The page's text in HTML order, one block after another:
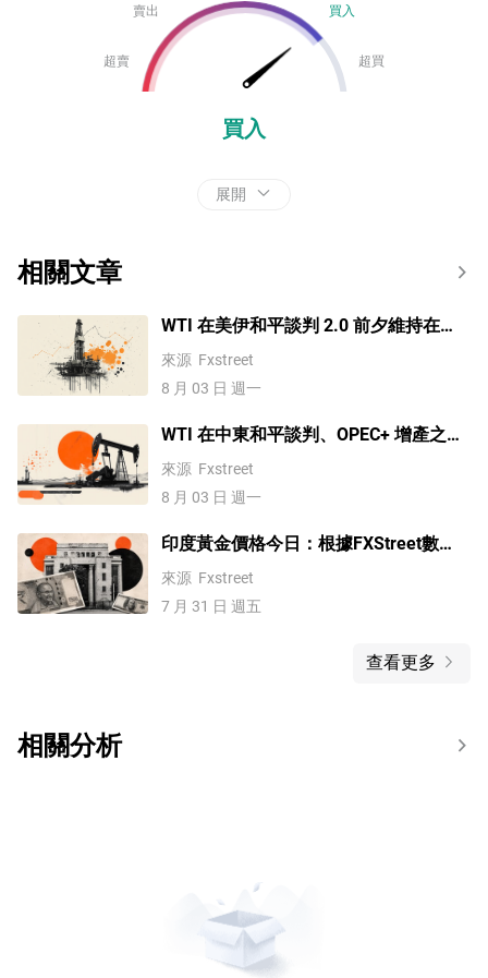
賣出
買入
超賣 超買
買入
展開
相關文章
WTI 在美伊和平談判 2.0 前夕維持在
78.50 美元附近走低
來源 Fxstreet
8 月 03 日 週一
WTI 在中東和平談判、OPEC+ 增產之際
守住 79.00 美元附近的跌幅
來源 Fxstreet
8 月 03 日 週一
印度黃金價格今日：根據FXStreet數
據，黃金下跌
來源 Fxstreet
7 月 31 日 週五
查看更多
相關分析